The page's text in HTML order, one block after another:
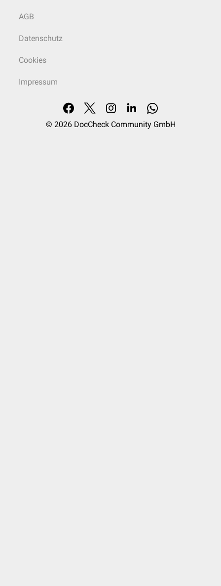
AGB
Datenschutz
Cookies
Impressum
© 2026 DocCheck Community GmbH